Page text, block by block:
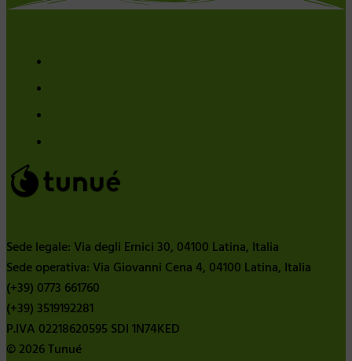
Sede legale: Via degli Ernici 30, 04100 Latina, Italia
Sede operativa: Via Giovanni Cena 4, 04100 Latina, Italia
(+39) 0773 661760
(+39) 3519192281
P.IVA 02218620595 SDI 1N74KED
© 2026 Tunué